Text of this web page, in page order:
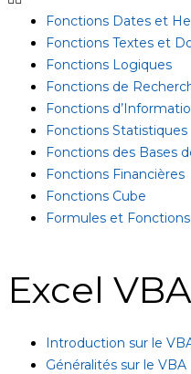
Fonctions Dates et
Fonctions Textes et
Fonctions Logiques
Fonctions de
Fonctions
Fonctions Statistiques
Fonctions des Bases
Fonctions Financières
Fonctions Cube
Formules et
Excel VBA
Introduction sur le
Généralités sur le VBA